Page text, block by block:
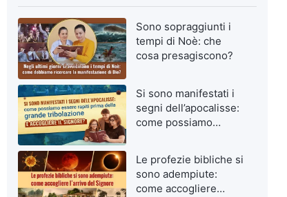
Sono sopraggiunti i
tempi di Noè: che
cosa presagiscono?
Si sono manifestati i
segni dell’apocalisse:
come possiamo
tribolazione e
accogliere il Signore?
Le profezie bibliche si
sono adempiute:
come accogliere